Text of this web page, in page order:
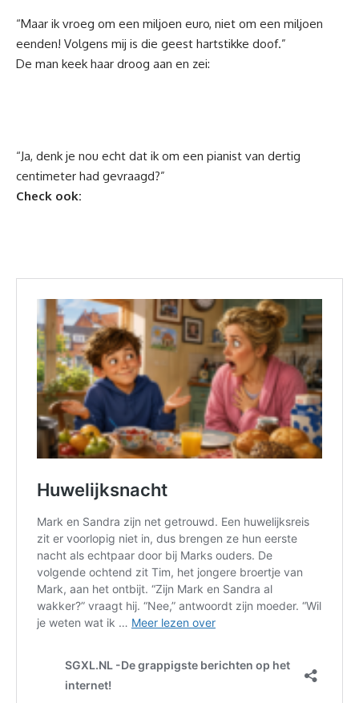
“Maar ik vroeg om een miljoen euro, niet om een miljoen
eenden! Volgens mij is die geest hartstikke doof.”
De man keek haar droog aan en zei:
“Ja, denk je nou echt dat ik om een pianist van dertig
centimeter had gevraagd?”
Check ook: